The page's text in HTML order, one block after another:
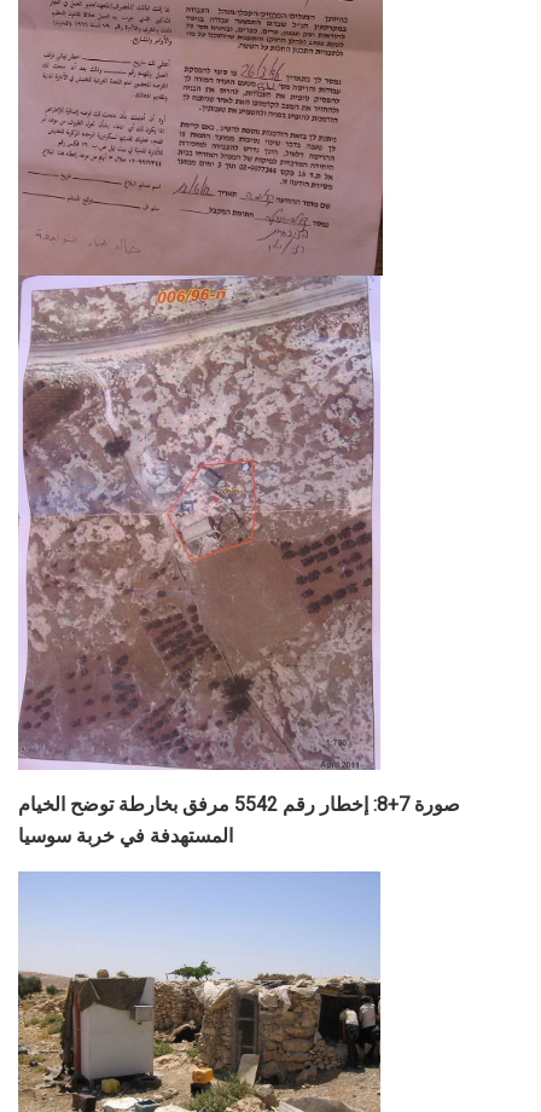
صورة 7+8: إخطار رقم 5542 مرفق بخارطة توضح الخيام
المستهدفة في خربة سوسيا